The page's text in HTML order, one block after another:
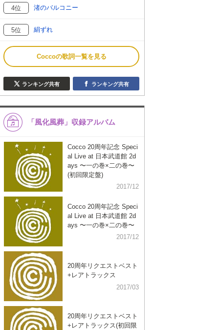
4位 渚のバルコニー
5位 絹ずれ
Coccoの歌詞一覧を見る
ランキング共有 ランキング共有
「風化風葬」収録アルバム
Cocco 20周年記念 Speci
al Live at 日本武道館 2d
ays 〜一の巻×二の巻〜
(初回限定盤)
2017/12
Cocco 20周年記念 Speci
al Live at 日本武道館 2d
ays 〜一の巻×二の巻〜
2017/12
20周年リクエストベスト
+レアトラックス
2017/03
20周年リクエストベスト
+レアトラックス(初回限